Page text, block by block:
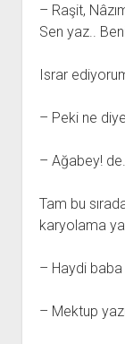
– Raşit,
Sen yaz..
Israr
– Peki ne
– Ağabey! de..
Tam bu
karyolama
– Haydi baba
– Mektup